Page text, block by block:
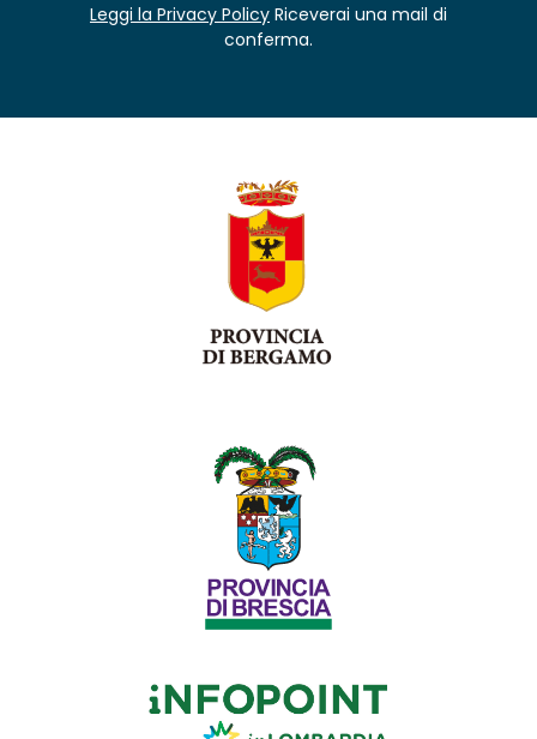
Leggi la Privacy Policy Riceverai una mail di
conferma.